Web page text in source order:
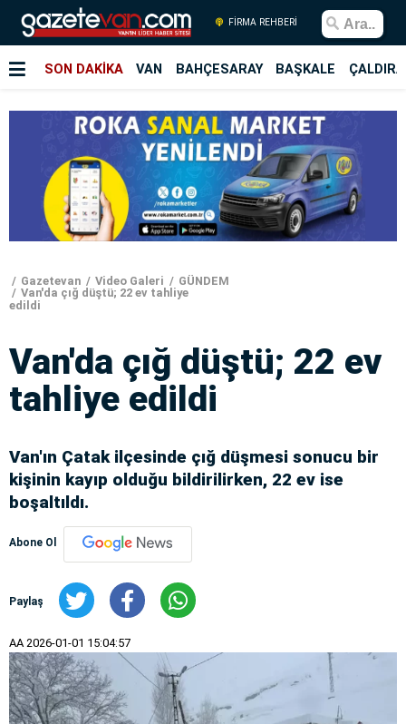
FİRMA REHBERİ
SON DAKİKA VAN BAHÇESARAY BAŞKALE
Gazetevan Video Galeri
GÜNDEM
Van'da çığ düştü; 22 ev tahliye
edildi
Van'da çığ düştü; 22 ev
tahliye edildi
Van'ın Çatak ilçesinde çığ düşmesi sonucu bir
kişinin kayıp olduğu bildirilirken, 22 ev ise
boşaltıldı.
Abone Ol
Paylaş
AA 2026-01-01 15:04:57